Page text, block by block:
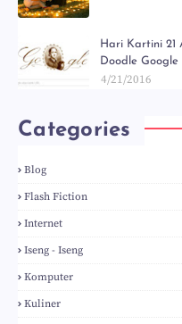
Hari Kartini 21
Doodle Google
4/21/2016
Categories
Blog
Flash Fiction
Internet
Iseng - Iseng
Komputer
Kuliner